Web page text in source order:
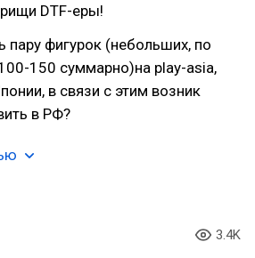
DTF-еры!
пару фигурок (небольших, по
150 суммарно)на play-asia,
в связи с этим возник
в РФ?
3.4K